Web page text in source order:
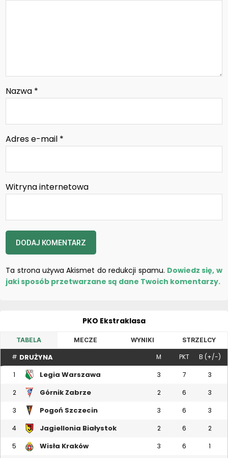
Nazwa *
Adres e-mail *
Witryna internetowa
Ta strona używa Akismet do redukcji spamu. Dowiedz się, w
jaki sposób przetwarzane są dane Twoich komentarzy.
PKO Ekstraklasa
TABELA MECZE WYNIKI STRZELCY
# DRUŻYNA M PKT B (+/-)
1 Legia Warszawa 3 7 3
2 Górnik Zabrze 2 6 3
3 Pogoń Szczecin 3 6 3
4 Jagiellonia Białystok 2 6 2
5 Wisła Kraków 3 6 1